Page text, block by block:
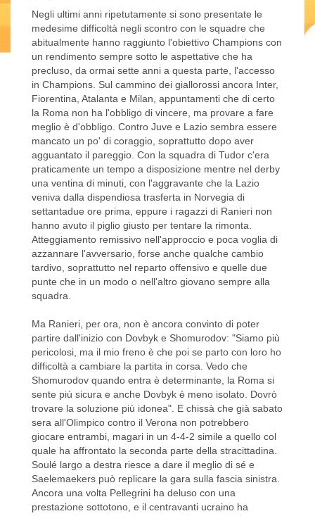
Negli ultimi anni ripetutamente si sono presentate le
medesime difficoltà negli scontro con le squadre che
abitualmente hanno raggiunto l'obiettivo Champions con
un rendimento sempre sotto le aspettative che ha
precluso, da ormai sette anni a questa parte, l'accesso
in Champions. Sul cammino dei giallorossi ancora Inter,
Fiorentina, Atalanta e Milan, appuntamenti che di certo
la Roma non ha l'obbligo di vincere, ma provare a fare
meglio è d'obbligo. Contro Juve e Lazio sembra essere
mancato un po' di coraggio, soprattutto dopo aver
agguantato il pareggio. Con la squadra di Tudor c'era
praticamente un tempo a disposizione mentre nel derby
una ventina di minuti, con l'aggravante che la Lazio
veniva dalla dispendiosa trasferta in Norvegia di
settantadue ore prima, eppure i ragazzi di Ranieri non
hanno avuto il piglio giusto per tentare la rimonta.
Atteggiamento remissivo nell'approccio e poca voglia di
azzannare l'avversario, forse anche qualche cambio
tardivo, soprattutto nel reparto offensivo e quelle due
punte che in un modo o nell'altro giovano sempre alla
squadra.
Ma Ranieri, per ora, non è ancora convinto di poter
partire dall'inizio con Dovbyk e Shomurodov: "Siamo più
pericolosi, ma il mio freno è che poi se parto con loro ho
difficoltà a cambiare la partita in corsa. Vedo che
Shomurodov quando entra è determinante, la Roma si
sente più sicura e anche Dovbyk è meno isolato. Dovrò
trovare la soluzione più idonea". E chissà che già sabato
sera all'Olimpico contro il Verona non potrebbero
giocare entrambi, magari in un 4-4-2 simile a quello col
quale ha affrontato la seconda parte della stracittadina.
Soulé largo a destra riesce a dare il meglio di sé e
Saelemaekers può replicare la gara sulla fascia sinistra.
Ancora una volta Pellegrini ha deluso con una
prestazione sottotono, e il centravanti ucraino ha